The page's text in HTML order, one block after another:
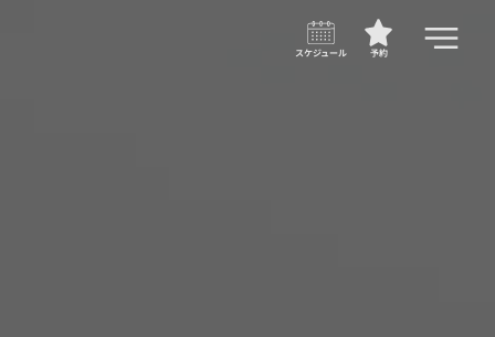
予約
スケジュール